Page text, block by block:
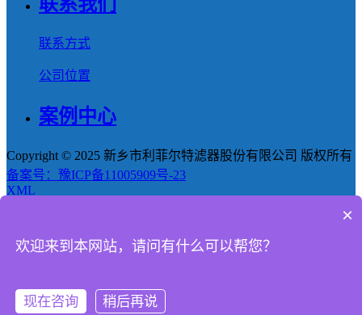
联系我们
联系方式
公司位置
案例中心
Copyright © 2025 新乡市利菲尔特滤器股份有限公司 版权所有
备案号：豫ICP备11005909号-23
XML
产品
新闻
×
欢迎来到本网站，请问有什么可以帮您？
现在咨询 稍后再说